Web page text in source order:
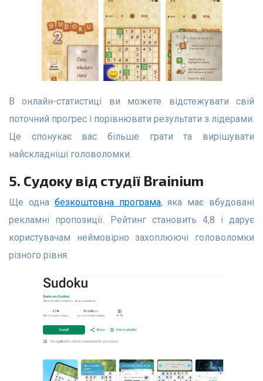
В онлайн-статистиці ви можете відстежувати свій
поточний прогрес і порівнювати результати з лідерами.
Це спонукає вас більше грати та вирішувати
найскладніші головоломки.
5. Судоку від студії Brainium
Ще одна безкоштовна програма, яка має вбудовані
рекламні пропозиції. Рейтинг становить 4,8 і дарує
користувачам неймовірно захоплюючі головоломки
різного рівня.